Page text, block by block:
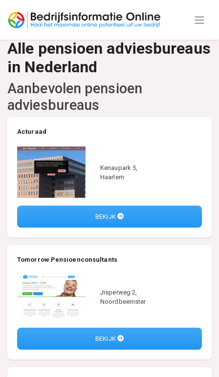
Alle pensioen adviesbureaus
in Nederland
Aanbevolen pensioen
adviesbureaus
Acturaad
Kenaupark 5,
Haarlem
BEKIJK
Tomorrow Pensioenconsultants
Jisperweg 2,
Noordbeemster
BEKIJK